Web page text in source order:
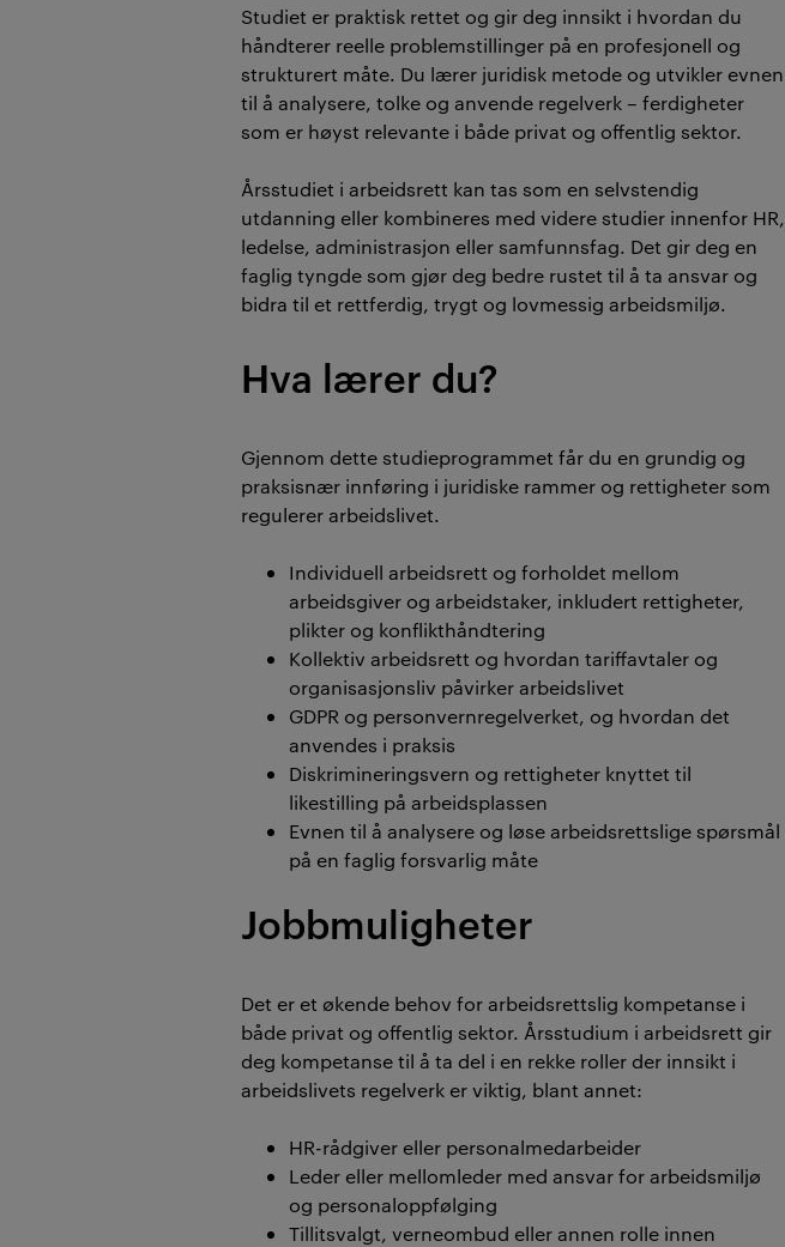
Studiet er praktisk rettet og gir deg innsikt i hvordan du
håndterer reelle problemstillinger på en profesjonell og
strukturert måte. Du lærer juridisk metode og utvikler evnen
til å analysere, tolke og anvende regelverk – ferdigheter
som er høyst relevante i både privat og offentlig sektor.
Årsstudiet i arbeidsrett kan tas som en selvstendig
utdanning eller kombineres med videre studier innenfor HR,
ledelse, administrasjon eller samfunnsfag. Det gir deg en
faglig tyngde som gjør deg bedre rustet til å ta ansvar og
bidra til et rettferdig, trygt og lovmessig arbeidsmiljø.
Hva lærer du?
Gjennom dette studieprogrammet får du en grundig og
praksisnær innføring i juridiske rammer og rettigheter som
regulerer arbeidslivet.
Individuell arbeidsrett og forholdet mellom
arbeidsgiver og arbeidstaker, inkludert rettigheter,
plikter og konflikthåndtering
Kollektiv arbeidsrett og hvordan tariffavtaler og
organisasjonsliv påvirker arbeidslivet
GDPR og personvernregelverket, og hvordan det
anvendes i praksis
Diskrimineringsvern og rettigheter knyttet til
likestilling på arbeidsplassen
Evnen til å analysere og løse arbeidsrettslige spørsmål
på en faglig forsvarlig måte
Jobbmuligheter
Det er et økende behov for arbeidsrettslig kompetanse i
både privat og offentlig sektor. Årsstudium i arbeidsrett gir
deg kompetanse til å ta del i en rekke roller der innsikt i
arbeidslivets regelverk er viktig, blant annet:
HR-rådgiver eller personalmedarbeider
Leder eller mellomleder med ansvar for arbeidsmiljø
og personaloppfølging
Tillitsvalgt, verneombud eller annen rolle innen